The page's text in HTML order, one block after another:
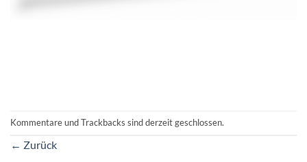
Kommentare und Trackbacks sind derzeit geschlossen.
← Zurück